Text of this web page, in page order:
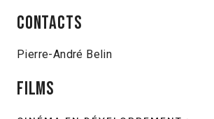
Contacts
Pierre-André Belin
Films